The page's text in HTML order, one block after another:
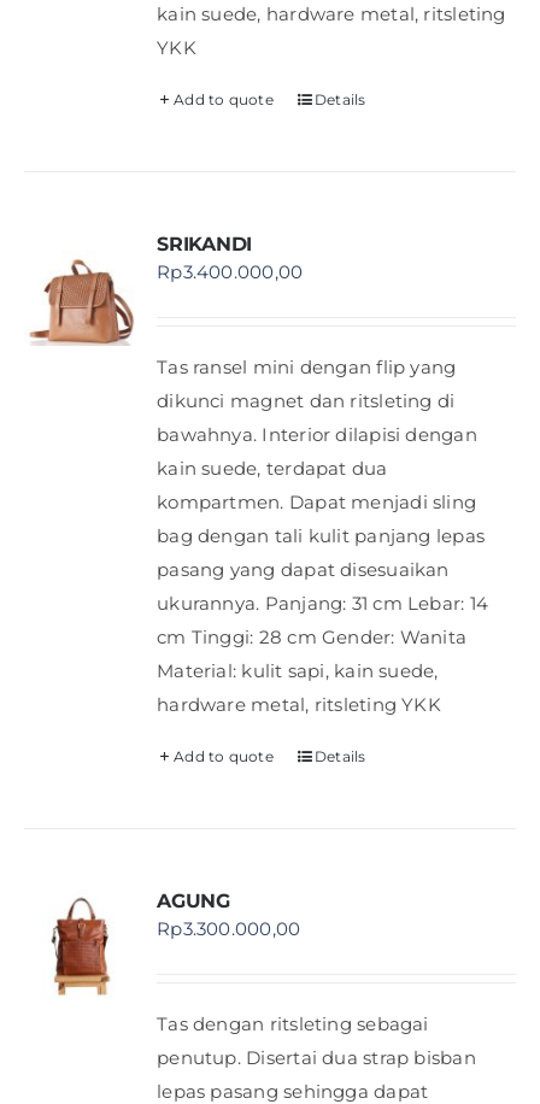
kain suede, hardware metal, ritsleting
YKK
Add to quote Details
SRIKANDI
Rp3.400.000,00
Tas ransel mini dengan flip yang
dikunci magnet dan ritsleting di
bawahnya. Interior dilapisi dengan
kain suede, terdapat dua
kompartmen. Dapat menjadi sling
bag dengan tali kulit panjang lepas
pasang yang dapat disesuaikan
ukurannya. Panjang: 31 cm Lebar: 14
cm Tinggi: 28 cm Gender: Wanita
Material: kulit sapi, kain suede,
hardware metal, ritsleting YKK
Add to quote Details
AGUNG
Rp3.300.000,00
Tas dengan ritsleting sebagai
penutup. Disertai dua strap bisban
lepas pasang sehingga dapat